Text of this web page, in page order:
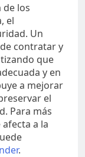
de los
el
Un
contratar y
que
y en
a mejorar
el
Para más
a la
.